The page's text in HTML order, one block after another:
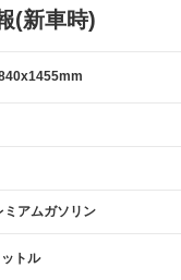
再生
ンチ
(新車時)
ミアムガソリン
トル